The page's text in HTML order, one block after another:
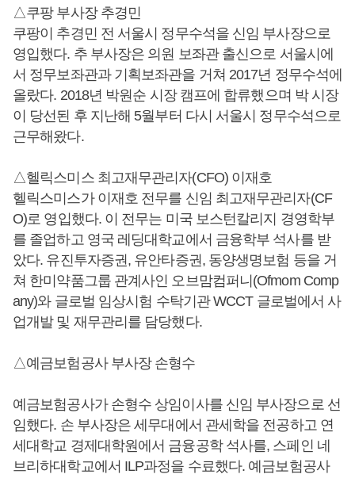
△쿠팡 부사장 추경민
쿠팡이 추경민 전 서울시 정무수석을 신임 부사장으로
영입했다. 추 부사장은 의원 보좌관 출신으로 서울시에
서 정무보좌관과 기획보좌관을 거쳐 2017년 정무수석에
올랐다. 2018년 박원순 시장 캠프에 합류했으며 박 시장
이 당선된 후 지난해 5월부터 다시 서울시 정무수석으로
근무해왔다.
△헬릭스미스 최고재무관리자(CFO) 이재호
헬릭스미스가 이재호 전무를 신임 최고재무관리자(CF
O)로 영입했다. 이 전무는 미국 보스턴칼리지 경영학부
를 졸업하고 영국 레딩대학교에서 금융학부 석사를 받
았다. 유진투자증권, 유안타증권, 동양생명보험 등을 거
쳐 한미약품그룹 관계사인 오브맘컴퍼니(Ofmom Comp
any)와 글로벌 임상시험 수탁기관 WCCT 글로벌에서 사
업개발 및 재무관리를 담당했다.
△예금보험공사 부사장 손형수
예금보험공사가 손형수 상임이사를 신임 부사장으로 선
임했다. 손 부사장은 세무대에서 관세학을 전공하고 연
세대학교 경제대학원에서 금융공학 석사를, 스페인 네
브리하대학교에서 ILP과정을 수료했다. 예금보험공사